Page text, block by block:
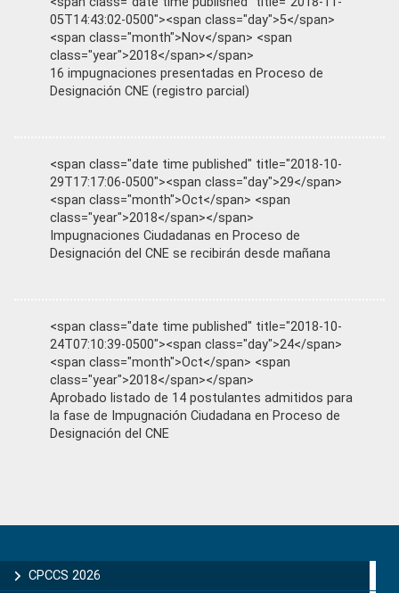
05T14:43:02-0500"><span class="day">5</span>
<span class="month">Nov</span> <span
class="year">2018</span></span>
16 impugnaciones presentadas en Proceso de
Designación CNE (registro parcial)
<span class="date time published" title="2018-10-
29T17:17:06-0500"><span class="day">29</span>
<span class="month">Oct</span> <span
class="year">2018</span></span>
Impugnaciones Ciudadanas en Proceso de
Designación del CNE se recibirán desde mañana
<span class="date time published" title="2018-10-
24T07:10:39-0500"><span class="day">24</span>
<span class="month">Oct</span> <span
class="year">2018</span></span>
Aprobado listado de 14 postulantes admitidos para
la fase de Impugnación Ciudadana en Proceso de
Designación del CNE
Sidebar
CPCCS 2026